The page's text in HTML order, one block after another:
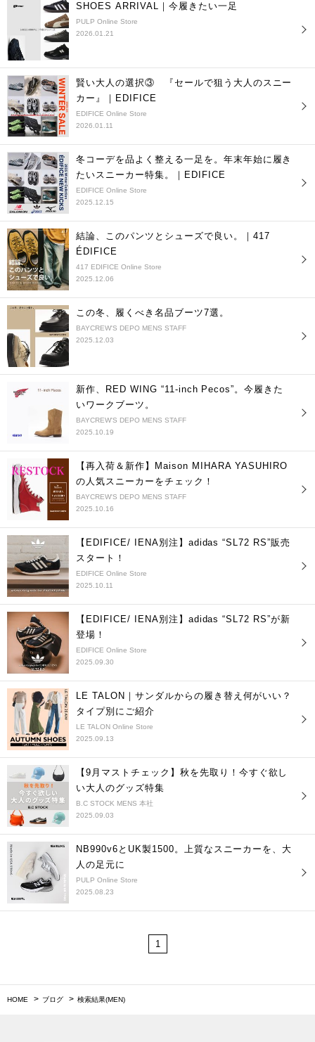
SHOES ARRIVAL｜今履きたい一足
PULP Online Store
2026.01.21
賢い大人の選択③ 『セールで狙う大人のスニー
カー』｜EDIFICE
EDIFICE Online Store
2026.01.11
冬コーデを品よく整える一足を。年末年始に履き
たいスニーカー特集。｜EDIFICE
EDIFICE Online Store
2025.12.15
結論、このパンツとシューズで良い。｜417
ÉDIFICE
417 EDIFICE Online Store
2025.12.06
この冬、履くべき名品ブーツ7選。
BAYCREW'S DEPO MENS STAFF
2025.12.03
新作、RED WING “11-inch Pecos”。今履きた
いワークブーツ。
BAYCREW'S DEPO MENS STAFF
2025.10.19
【再入荷＆新作】Maison MIHARA YASUHIRO
の人気スニーカーをチェック！
BAYCREW'S DEPO MENS STAFF
2025.10.16
【EDIFICE/ IENA別注】adidas “SL72 RS”販売
スタート！
EDIFICE Online Store
2025.10.11
【EDIFICE/ IENA別注】adidas “SL72 RS”が新
登場！
EDIFICE Online Store
2025.09.30
LE TALON｜サンダルからの履き替え何がいい？
タイプ別にご紹介
LE TALON Online Store
2025.09.13
【9月マストチェック】秋を先取り！今すぐ欲し
い大人のグッズ特集
B.C STOCK MENS 本社
2025.09.03
NB990v6とUK製1500。上質なスニーカーを、大
人の足元に
PULP Online Store
2025.08.23
1
HOME ブログ 検索結果(MEN)